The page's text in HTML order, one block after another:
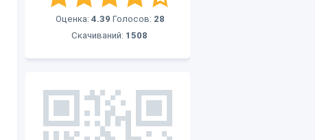
Оценка: 4.39 Голосов: 28
Скачиваний: 1508